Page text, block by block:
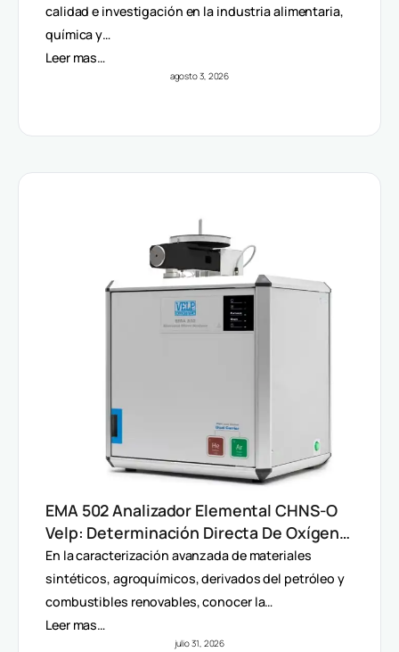
calidad e investigación en la industria alimentaria,
química y…
Leer mas…
agosto 3, 2026
EMA 502 Analizador Elemental CHNS-O
Velp: Determinación Directa De Oxígeno
Y Análisis Multiparámetro
En la caracterización avanzada de materiales
sintéticos, agroquímicos, derivados del petróleo y
combustibles renovables, conocer la…
Leer mas…
julio 31, 2026